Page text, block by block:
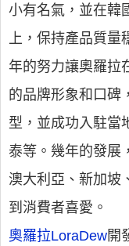
小有名氣，並在韓
上，保持產品質量
年的努力讓奧羅拉
的品牌形象和口碑
型，並成功入駐當
泰等。幾年的發展
澳大利亞、新加坡
到消費者喜愛。
奧羅拉LoraDew開